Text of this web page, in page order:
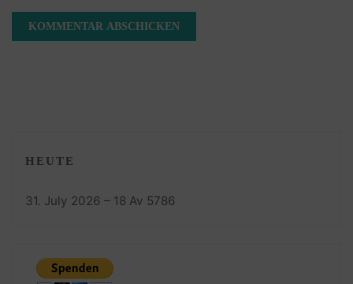
HEUTE
31. July 2026 – 18 Av 5786